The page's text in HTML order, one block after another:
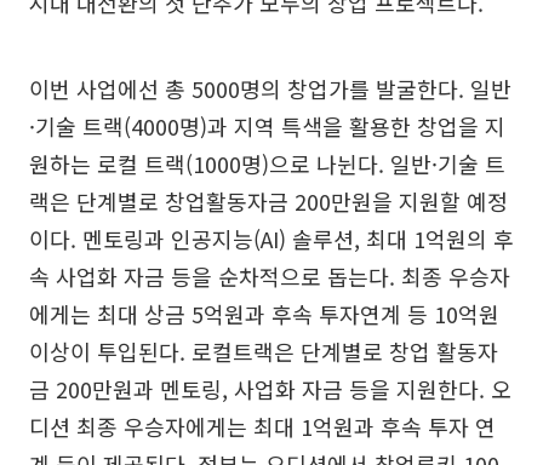
이번 사업에선 총 5000명의 창업가를 발굴한다. 일반
·기술 트랙(4000명)과 지역 특색을 활용한 창업을 지
원하는 로컬 트랙(1000명)으로 나뉜다. 일반·기술 트
랙은 단계별로 창업활동자금 200만원을 지원할 예정
이다. 멘토링과 인공지능(AI) 솔루션, 최대 1억원의 후
속 사업화 자금 등을 순차적으로 돕는다. 최종 우승자
에게는 최대 상금 5억원과 후속 투자연계 등 10억원
이상이 투입된다. 로컬트랙은 단계별로 창업 활동자
금 200만원과 멘토링, 사업화 자금 등을 지원한다. 오
디션 최종 우승자에게는 최대 1억원과 후속 투자 연